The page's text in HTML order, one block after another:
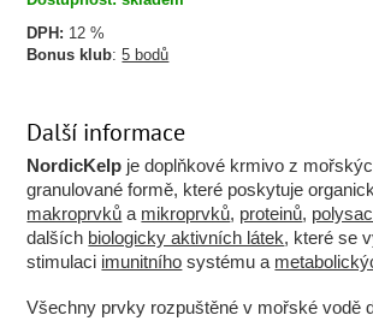
DPH: 12 %
Bonus klub:5 bodů
Další informace
NordicKelp je doplňkové krmivo z
granulované formě, které poskytuje
makroprvků a mikroprvků, proteinů,
dalších biologicky aktivních látek, které se
stimulaci imunitního systému a
Všechny prvky rozpuštěné v mořské vodě